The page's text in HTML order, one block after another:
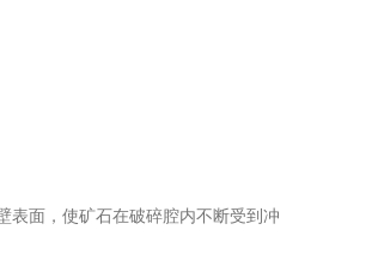
表面，使矿石在破碎腔内不断受到冲